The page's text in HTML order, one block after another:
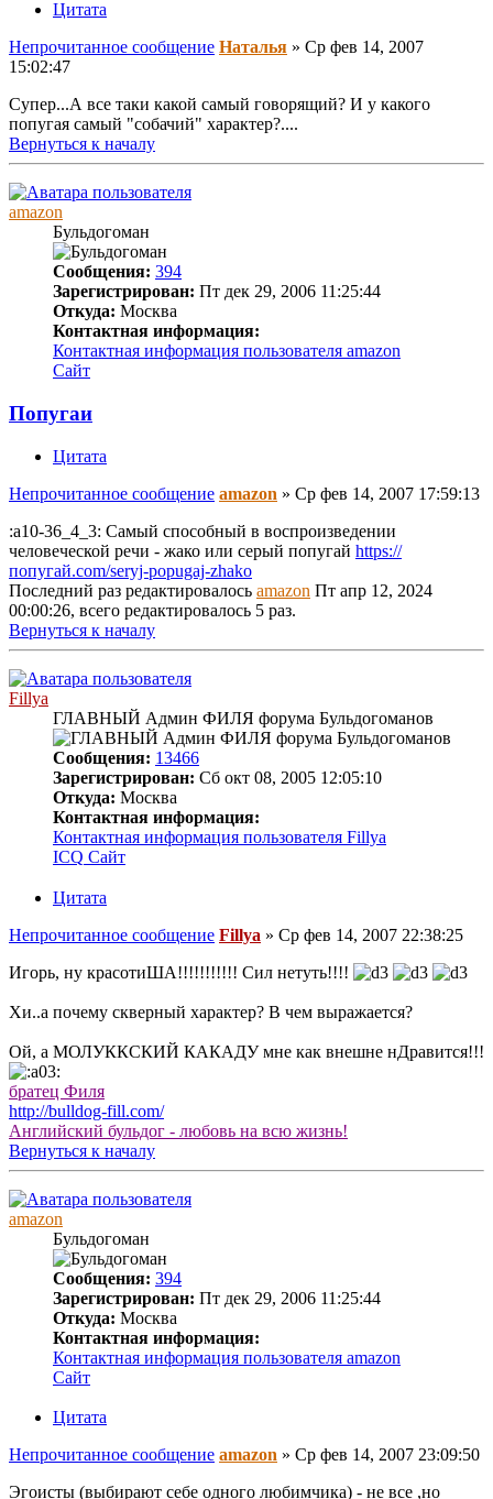
Цитата
Непрочитанное сообщение Наталья » Ср фев 14, 2007
15:02:47
Супер...А все таки какой самый говорящий? И у какого
попугая самый "собачий" характер?....
Вернуться к началу
amazon
Бульдогоман
Сообщения: 394
Зарегистрирован: Пт дек 29, 2006 11:25:44
Откуда: Москва
Контактная информация:
Контактная информация пользователя amazon
Сайт
Попугаи
Цитата
Непрочитанное сообщение amazon » Ср фев 14, 2007 17:59:13
:a10-36_4_3: Самый способный в воспроизведении
человеческой речи - жако или серый попугай https://
попугай.com/seryj-popugaj-zhako
Последний раз редактировалось amazon Пт апр 12, 2024
00:00:26, всего редактировалось 5 раз.
Вернуться к началу
Fillya
ГЛАВНЫЙ Админ ФИЛЯ форума Бульдогоманов
Сообщения: 13466
Зарегистрирован: Сб окт 08, 2005 12:05:10
Откуда: Москва
Контактная информация:
Контактная информация пользователя Fillya
ICQ Сайт
Цитата
Непрочитанное сообщение Fillya » Ср фев 14, 2007 22:38:25
Игорь, ну красотиША!!!!!!!!!!! Сил нетуть!!!!
Хи..а почему скверный характер? В чем выражается?
Ой, а МОЛУККСКИЙ КАКАДУ мне как внешне нДравится!!!
братец Филя
http://bulldog-fill.com/
Английский бульдог - любовь на всю жизнь!
Вернуться к началу
amazon
Бульдогоман
Сообщения: 394
Зарегистрирован: Пт дек 29, 2006 11:25:44
Откуда: Москва
Контактная информация:
Контактная информация пользователя amazon
Сайт
Цитата
Непрочитанное сообщение amazon » Ср фев 14, 2007 23:09:50
Эгоисты (выбирают себе одного любимчика) - не все ,но